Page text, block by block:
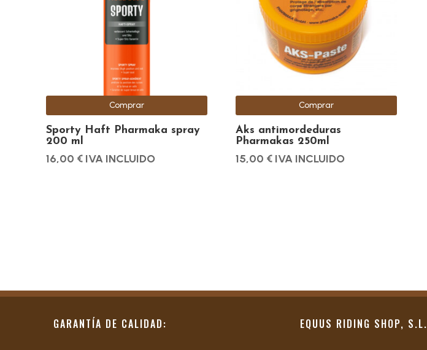
Sporty Haft Pharmaka spray
200 ml
16,00 € IVA INCLUIDO
Comprar
Aks antimordeduras
Pharmakas 250ml
15,00 € IVA INCLUIDO
Comprar
GARANTÍA DE CALIDAD: EQUUS RIDING SHOP, S.L.